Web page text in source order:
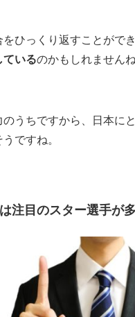
ひっくり返すことがで
ているのかもしれませんね
のうちですから、日本に
ですね。
注目のスター選手が多